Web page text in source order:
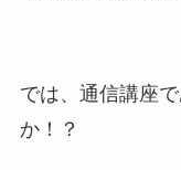
では、通信講座
か！？